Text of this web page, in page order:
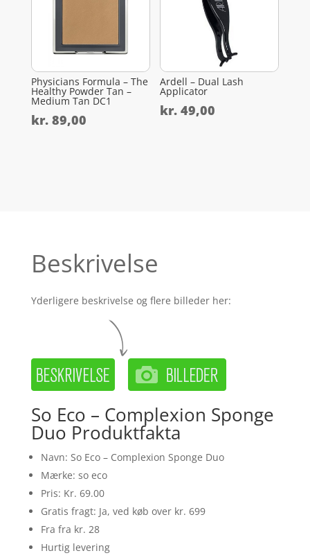
Physicians Formula – The
Healthy Powder Tan –
Medium Tan DC1
kr.89,00
Ardell – Dual Lash
Applicator
kr. 49,00
Beskrivelse
Yderligere beskrivelse og flere billeder her:
So Eco – Complexion Sponge
Duo Produktfakta
Navn: So Eco – Complexion Sponge Duo
Mærke: so eco
Pris: Kr. 69.00
Gratis fragt: Ja, ved køb over kr. 699
Fra fra kr. 28
Hurtig levering